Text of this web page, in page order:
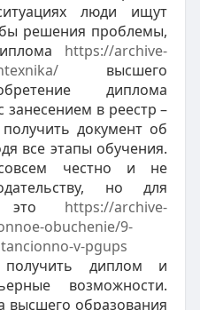
люди ищут
решения проблемы,
https://archive-
высшего
диплома
в реестр –
документ об
все этапы обучения.
честно и не
но для
это https://archive-
obuchenie/9-
v-pgups
диплом и
возможности.
высшего образования